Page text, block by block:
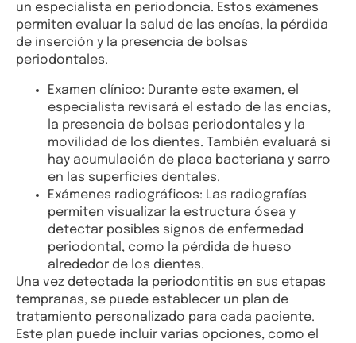
un especialista en periodoncia. Estos exámenes
permiten evaluar la salud de las encías, la pérdida
de inserción y la presencia de bolsas
periodontales.
Examen clínico: Durante este examen, el
especialista revisará el estado de las encías,
la presencia de bolsas periodontales y la
movilidad de los dientes. También evaluará si
hay acumulación de placa bacteriana y sarro
en las superficies dentales.
Exámenes radiográficos: Las radiografías
permiten visualizar la estructura ósea y
detectar posibles signos de enfermedad
periodontal, como la pérdida de hueso
alrededor de los dientes.
Una vez detectada la periodontitis en sus etapas
tempranas, se puede establecer un plan de
tratamiento personalizado para cada paciente.
Este plan puede incluir varias opciones, como el